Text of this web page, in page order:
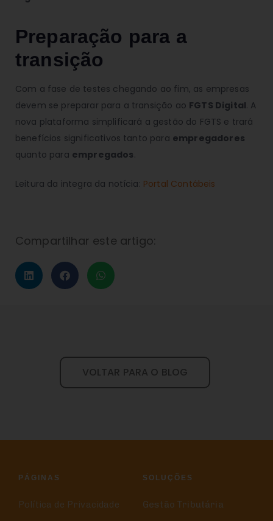
Preparação para a
transição
Com a fase de testes chegando ao fim, as empresas
devem se preparar para a transição ao FGTS Digital. A
nova plataforma simplificará a gestão do FGTS e trará
benefícios significativos tanto para empregadores
quanto para empregados.
Leitura da integra da notícia: Portal Contábeis
Compartilhar este artigo:
VOLTAR PARA O BLOG
PÁGINAS
Política de Privacidade
SOLUÇÕES
Gestão Tributária